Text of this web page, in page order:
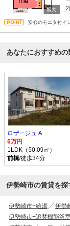
2
安心のモニタ付イ
あなたにおすすめの
ロザージュ A
6万円
1LDK（50.09㎡）
前橋/徒歩34分
伊勢崎市の賃貸を探
伊勢崎市+給湯 伊勢
伊勢崎市+追焚機能浴